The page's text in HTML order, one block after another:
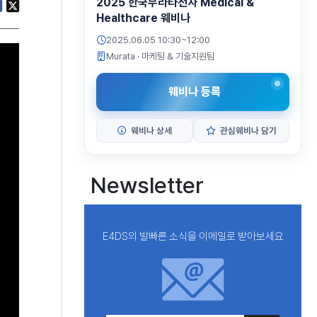
2025 한국무라타전자 Medical &
Healthcare 웨비나
2025.06.05 10:30~12:00
Murata · 마케팅 & 기술지원팀
웨비나 등록
웨비나 상세 관심웨비나 담기
Newsletter
E4DS의 발빠른 소식을 이메일로 받아보세요